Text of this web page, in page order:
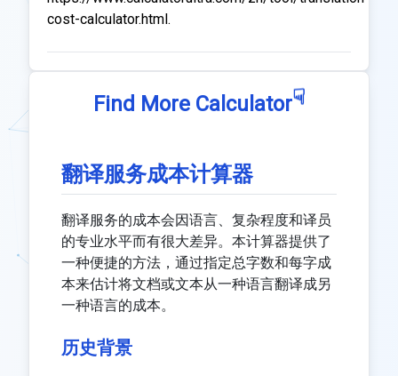
cost-calculator.html.
Find More Calculator☟
翻译服务成本计算器
翻译服务的成本会因语言、复杂程度和译员
的专业水平而有很大差异。本计算器提供了
一种便捷的方法，通过指定总字数和每字成
本来估计将文档或文本从一种语言翻译成另
一种语言的成本。
历史背景